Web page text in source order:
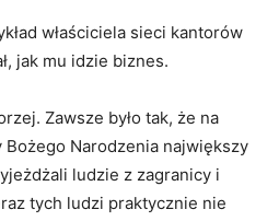
właściciela sieci kantorów
jak mu idzie biznes.
Zawsze było tak, że na
Narodzenia największy
ludzie z zagranicy i
tych ludzi praktycznie nie